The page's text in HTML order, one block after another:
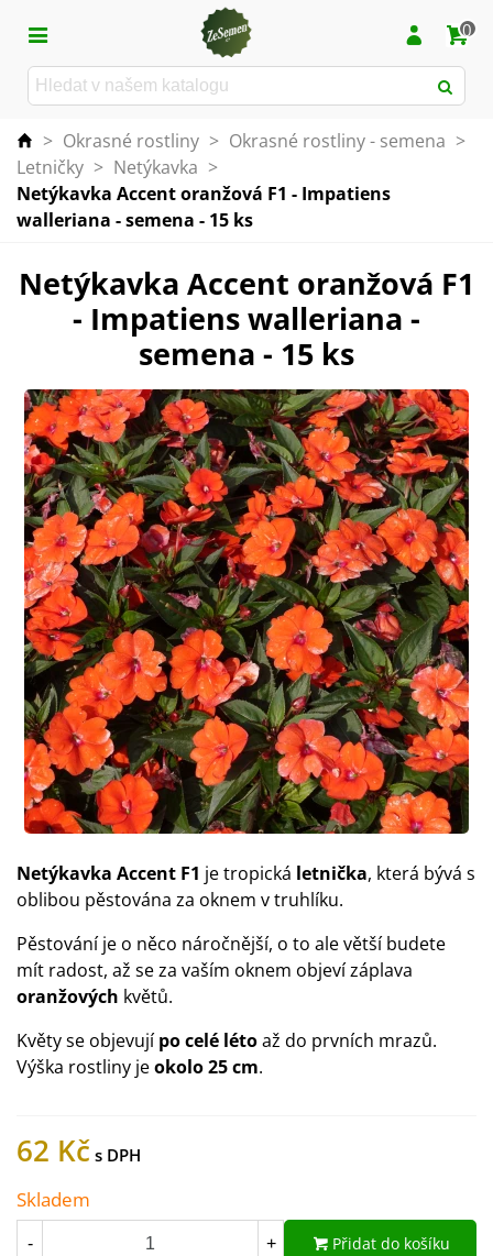
0
> Okrasné rostliny > Okrasné rostliny - semena >
Letničky > Netýkavka >
Netýkavka Accent oranžová F1 - Impatiens
walleriana - semena - 15 ks
Netýkavka Accent oranžová F1
- Impatiens walleriana -
semena - 15 ks
Netýkavka Accent F1 je tropická letnička, která bývá s
oblibou pěstována za oknem v truhlíku.
Pěstování je o něco náročnější, o to ale větší budete
mít radost, až se za vaším oknem objeví záplava
oranžových květů.
Květy se objevujípo celé létoaž do prvních mrazů.
Výška rostliny jeokolo 25 cm.
62 Kč
Skladem
- + Přidat do košíku